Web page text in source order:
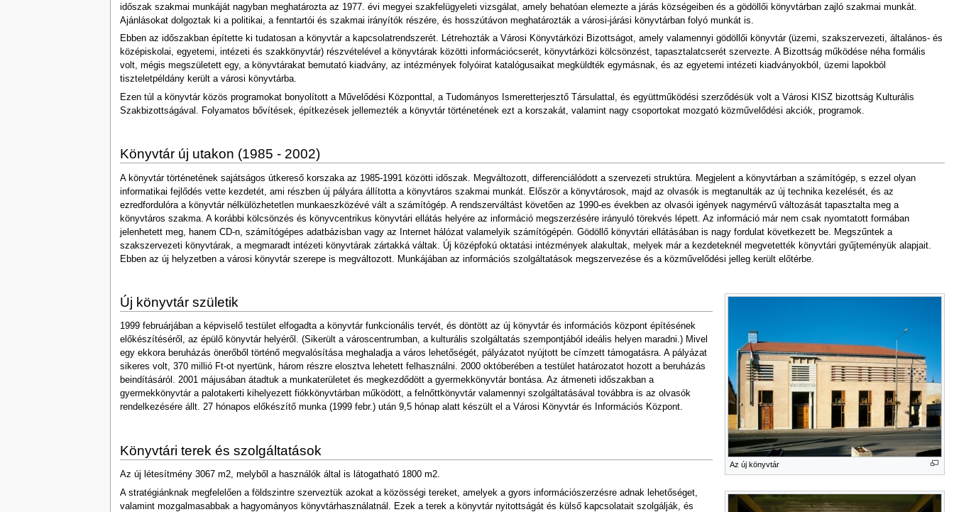
időszak szakmai munkáját nagyban meghatározta az 1977. évi megyei szakfelügyeleti vizsgálat, amely behatóan elemezte a járás községeiben és a gödöllői könyvtárban zajló szakmai munkát.
Ajánlásokat dolgoztak ki a politikai, a fenntartói és szakmai irányítók részére, és hosszútávon meghatározták a városi-járási könyvtárban folyó munkát is.
Ebben az időszakban építette ki tudatosan a könyvtár a kapcsolatrendszerét. Létrehozták a Városi Könyvtárközi Bizottságot, amely valamennyi gödöllői könyvtár (üzemi, szakszervezeti, általános- és
középiskolai, egyetemi, intézeti és szakkönyvtár) részvételével a könyvtárak közötti információcserét, könyvtárközi kölcsönzést, tapasztalatcserét szervezte. A Bizottság működése néha formális
volt, mégis megszületett egy, a könyvtárakat bemutató kiadvány, az intézmények folyóirat katalógusaikat megküldték egymásnak, és az egyetemi intézeti kiadványokból, üzemi lapokból
tiszteletpéldány került a városi könyvtárba.
Ezen túl a könyvtár közös programokat bonyolított a Művelődési Központtal, a Tudományos Ismeretterjesztő Társulattal, és együttműködési szerződésük volt a Városi KISZ bizottság Kulturális
Szakbizottságával. Folyamatos bővítések, építkezések jellemezték a könyvtár történetének ezt a korszakát, valamint nagy csoportokat mozgató közművelődési akciók, programok.
Könyvtár új utakon (1985 - 2002)
A könyvtár történetének sajátságos útkereső korszaka az 1985-1991 közötti időszak. Megváltozott, differenciálódott a szervezeti struktúra. Megjelent a könyvtárban a számítógép, s ezzel olyan
informatikai fejlődés vette kezdetét, ami részben új pályára állította a könyvtáros szakmai munkát. Először a könyvtárosok, majd az olvasók is megtanulták az új technika kezelését, és az
ezredfordulóra a könyvtár nélkülözhetetlen munkaeszközévé vált a számítógép. A rendszerváltást követően az 1990-es években az olvasói igények nagymérvű változását tapasztalta meg a
könyvtáros szakma. A korábbi kölcsönzés és könyvcentrikus könyvtári ellátás helyére az információ megszerzésére irányuló törekvés lépett. Az információ már nem csak nyomtatott formában
jelenhetett meg, hanem CD-n, számítógépes adatbázisban vagy az Internet hálózat valamelyik számítógépén. Gödöllő könyvtári ellátásában is nagy fordulat következett be. Megszűntek a
szakszervezeti könyvtárak, a megmaradt intézeti könyvtárak zártakká váltak. Új középfokú oktatási intézmények alakultak, melyek már a kezdeteknél megvetették könyvtári gyűjteményük alapjait.
Ebben az új helyzetben a városi könyvtár szerepe is megváltozott. Munkájában az információs szolgáltatások megszervezése és a közművelődési jelleg került előtérbe.
Az új könyvtár
Új könyvtár születik
1999 februárjában a képviselő testület elfogadta a könyvtár funkcionális tervét, és döntött az új könyvtár és információs központ építésének
előkészítéséről, az épülő könyvtár helyéről. (Sikerült a városcentrumban, a kulturális szolgáltatás szempontjából ideális helyen maradni.) Mivel
egy ekkora beruházás önerőből történő megvalósítása meghaladja a város lehetőségét, pályázatot nyújtott be címzett támogatásra. A pályázat
sikeres volt, 370 millió Ft-ot nyertünk, három részre elosztva lehetett felhasználni. 2000 októberében a testület határozatot hozott a beruházás
beindításáról. 2001 májusában átadtuk a munkaterületet és megkezdődött a gyermekkönyvtár bontása. Az átmeneti időszakban a
gyermekkönyvtár a palotakerti kihelyezett fiókkönyvtárban működött, a felnőttkönyvtár valamennyi szolgáltatásával továbbra is az olvasók
rendelkezésére állt. 27 hónapos előkészítő munka (1999 febr.) után 9,5 hónap alatt készült el a Városi Könyvtár és Információs Központ.
Könyvtári terek és szolgáltatások
Az új létesítmény 3067 m2, melyből a használók által is látogatható 1800 m2.
A stratégiánknak megfelelően a földszintre szerveztük azokat a közösségi tereket, amelyek a gyors információszerzésre adnak lehetőséget,
valamint mozgalmasabbak a hagyományos könyvtárhasználatnál. Ezek a terek a könyvtár nyitottságát és külső kapcsolatait szolgálják, és